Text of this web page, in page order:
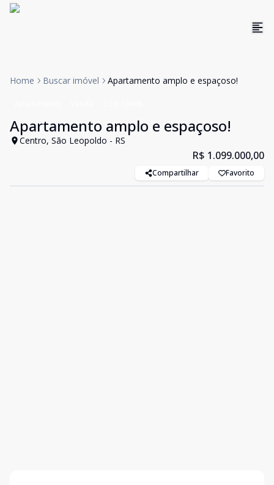
Home Buscar imóvel Apartamento amplo e espaçoso!
Apartamento amplo e espaçoso!
Centro, São Leopoldo - RS
R$ 1.099.000,00
Compartilhar Favorito